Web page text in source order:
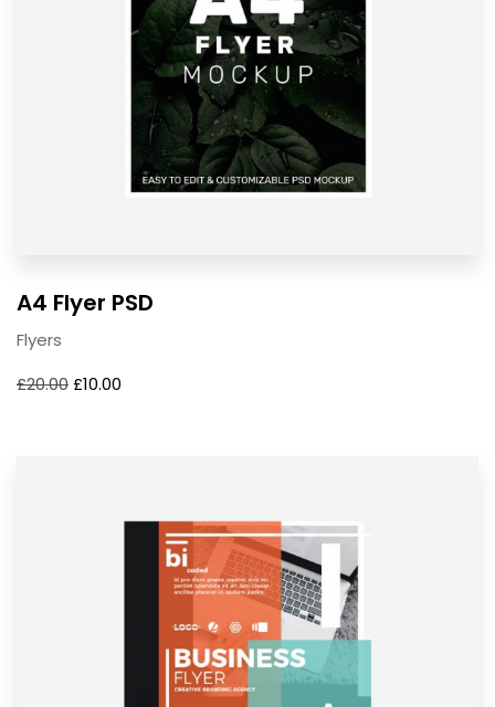
A4 Flyer PSD
Flyers
£20.00£10.00